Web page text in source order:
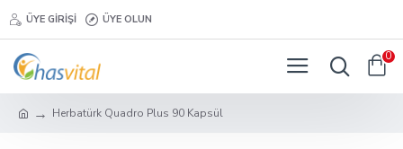
ÜYE GIRIŞI ÜYE OLUN
0
Herbatürk Quadro Plus 90 Kapsül